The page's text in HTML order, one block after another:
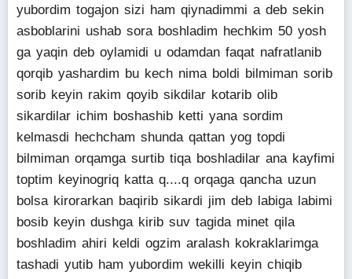
yubordim togajon sizi ham qiynadimmi a deb sekin
asboblarini ushab sora boshladim hechkim 50 yosh
ga yaqin deb oylamidi u odamdan faqat nafratlanib
qorqib yashardim bu kech nima boldi bilmiman sorib
sorib keyin rakim qoyib sikdilar kotarib olib
sikardilar ichim boshashib ketti yana sordim
kelmasdi hechcham shunda qattan yog topdi
bilmiman orqamga surtib tiqa boshladilar ana kayfimi
toptim keyinogriq katta q....q orqaga qancha uzun
bolsa kirorarkan baqirib sikardi jim deb labiga labimi
bosib keyin dushga kirib suv tagida minet qila
boshladim ahiri keldi ogzim aralash kokraklarimga
tashadi yutib ham yubordim wekilli keyin chiqib